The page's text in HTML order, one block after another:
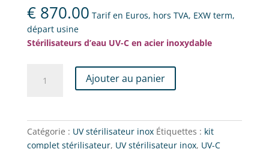
€870.00 Tarif en Euros, hors TVA, EXW term,
départ usine
Stérilisateurs d’eau UV-C en acier inoxydable
stérilisateur
Ajouter au panier
Catégorie : UV stérilisateur inox Étiquettes : kit
complet stérilisateur, UV stérilisateur inox, UV-C